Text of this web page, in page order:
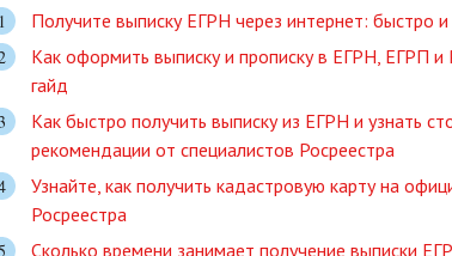
Получите выписку ЕГРН через интернет: быстро
Как оформить выписку и прописку в ЕГРН, ЕГРП и
гайд
Как быстро получить выписку из ЕГРН и узнать
рекомендации от специалистов Росреестра
Узнайте, как получить кадастровую карту на
Росреестра
Сколько времени занимает получение выписки